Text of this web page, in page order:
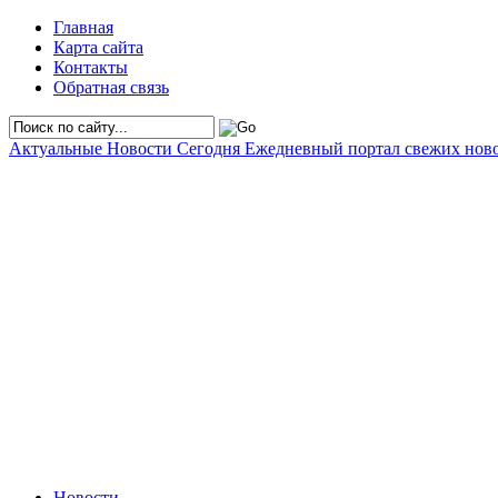
Главная
Карта сайта
Контакты
Обратная связь
Актуальные Новости Сегодня Ежедневный портал свежих